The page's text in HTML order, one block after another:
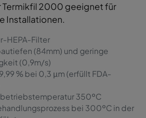
Termikfil 2000 geeignet für
Installationen.
HEPA-Filter
(84mm) und geringe
(0,9m/s)
% bei 0,3 μm (erfüllt FDA-
350ºC
bei 300ºC in der